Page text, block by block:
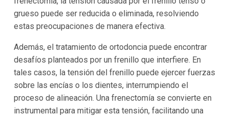
grueso puede ser reducida o eliminada, resolviendo
estas preocupaciones de manera efectiva.
Además, el tratamiento de ortodoncia puede encontrar
desafíos planteados por un frenillo que interfiere. En
tales casos, la tensión del frenillo puede ejercer fuerzas
sobre las encías o los dientes, interrumpiendo el
proceso de alineación. Una frenectomía se convierte en
instrumental para mitigar esta tensión, facilitando una